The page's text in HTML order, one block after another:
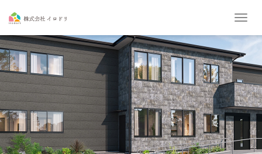
T
g
g
l
e
n
a
v
i
g
a